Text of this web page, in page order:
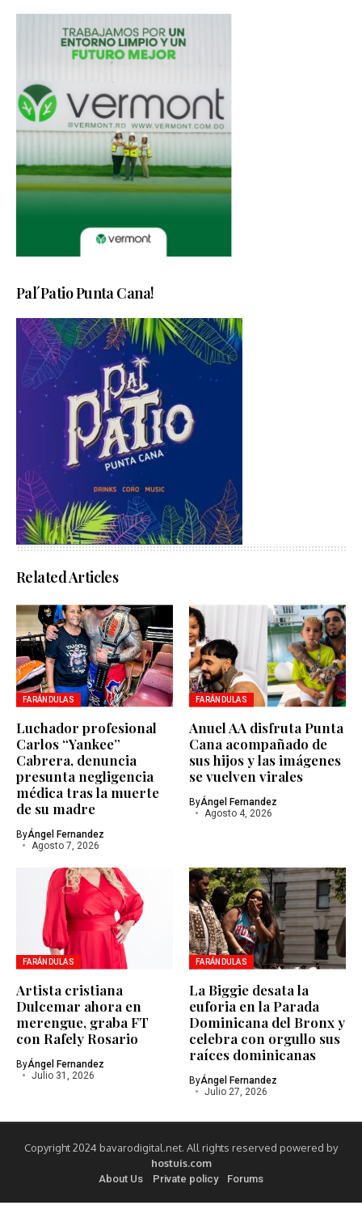
Pal´Patio Punta Cana!
Related Articles
FARÁNDULAS
Luchador profesional
Carlos “Yankee”
Cabrera, denuncia
presunta negligencia
médica tras la muerte
de su madre
ByÁngel Fernandez
Agosto 7, 2026
FARÁNDULAS
Anuel AA disfruta Punta
Cana acompañado de
sus hijos y las imágenes
se vuelven virales
ByÁngel Fernandez
Agosto 4, 2026
FARÁNDULAS
Artista cristiana
Dulcemar ahora en
merengue, graba FT
con Rafely Rosario
ByÁngel Fernandez
Julio 31, 2026
FARÁNDULAS
La Biggie desata la
euforia en la Parada
Dominicana del Bronx y
celebra con orgullo sus
raíces dominicanas
ByÁngel Fernandez
Julio 27, 2026
Copyright 2024 bavarodigital.net. All rights reserved powered by
hostuis.com
About Us Private policy Forums